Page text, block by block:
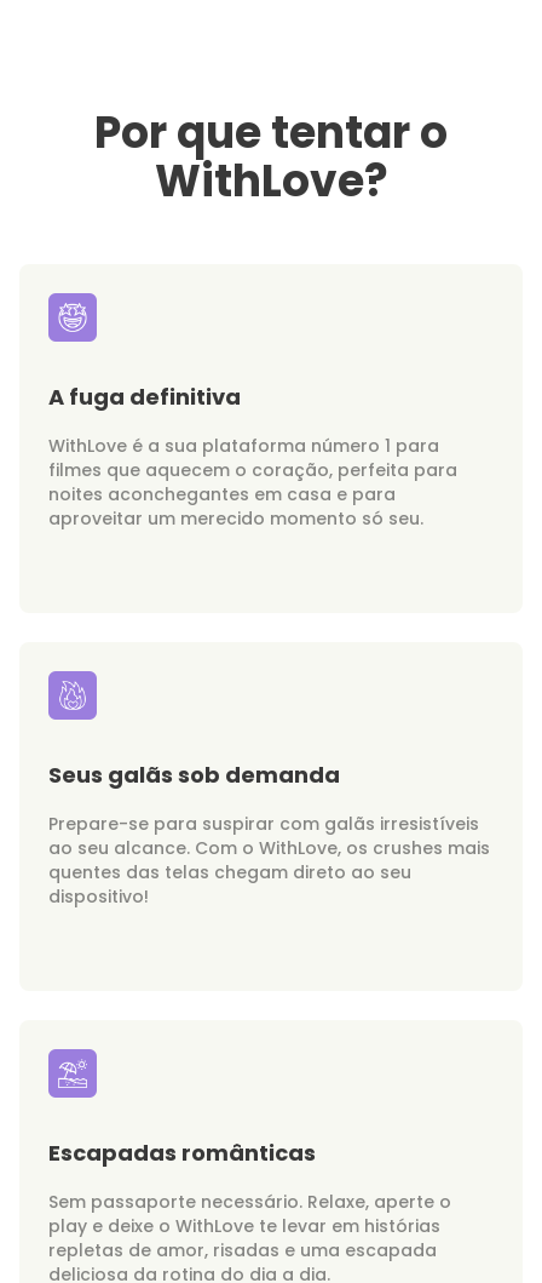
Por que tentar o
WithLove?
A fuga definitiva
WithLove é a sua plataforma número 1 para
filmes que aquecem o coração, perfeita para
noites aconchegantes em casa e para
aproveitar um merecido momento só seu.
Seus galãs sob demanda
Prepare-se para suspirar com galãs irresistíveis
ao seu alcance. Com o WithLove, os crushes mais
quentes das telas chegam direto ao seu
dispositivo!
Escapadas românticas
Sem passaporte necessário. Relaxe, aperte o
play e deixe o WithLove te levar em histórias
repletas de amor, risadas e uma escapada
deliciosa da rotina do dia a dia.